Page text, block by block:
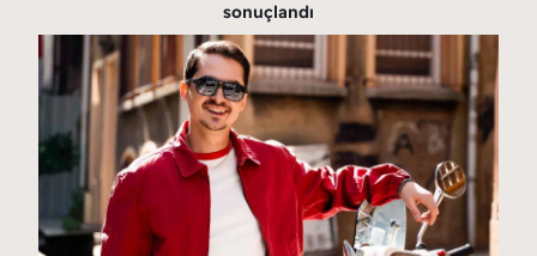
sonuçlandı